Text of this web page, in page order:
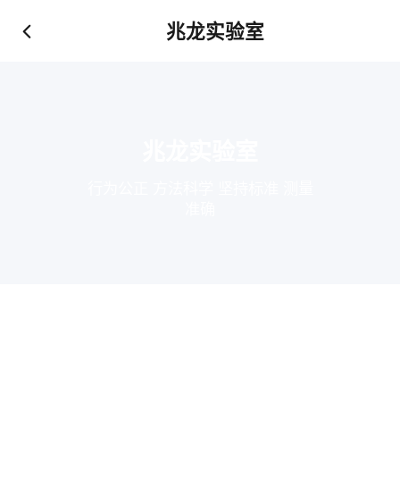
兆龙实验室